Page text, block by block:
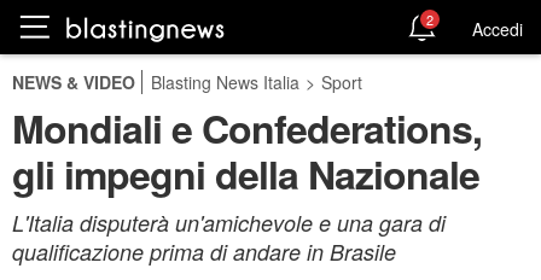
2 Accedi
NEWS & VIDEO Blasting News Italia > Sport
Mondiali e Confederations,
gli impegni della Nazionale
L'Italia disputerà un'amichevole e una gara di
qualificazione prima di andare in Brasile